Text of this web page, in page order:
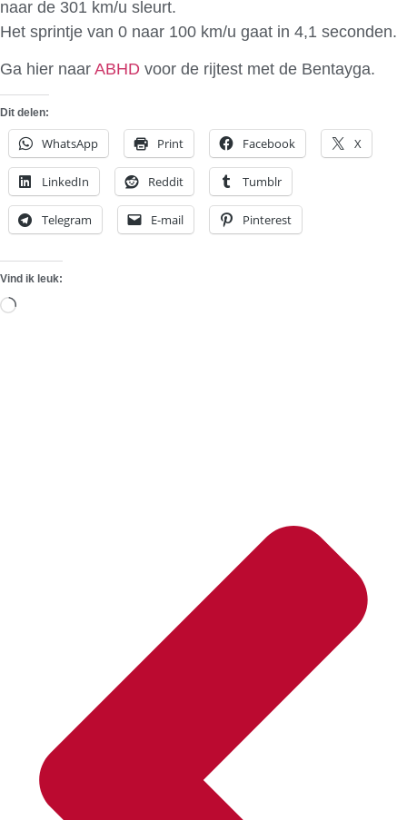
naar de 301 km/u sleurt.
Het sprintje van 0 naar 100 km/u gaat in 4,1 seconden.
Ga hier naar ABHD voor de rijtest met de Bentayga.
Dit delen:
WhatsApp Print Facebook X
LinkedIn Reddit Tumblr
Telegram E-mail Pinterest
Vind ik leuk:
Aan